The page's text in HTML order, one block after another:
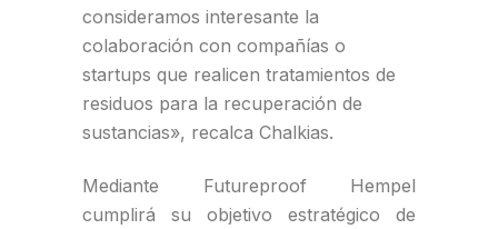
consideramos interesante la
colaboración con compañías o
startups que realicen tratamientos de
residuos para la recuperación de
sustancias», recalca Chalkias.
Mediante Futureproof Hempel
cumplirá su objetivo estratégico de